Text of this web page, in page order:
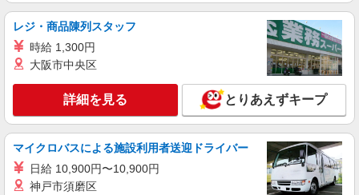
時給1300円〜1500円（経験・能力による） ※
残業代支給 ★交通費別途支給（規定あり） ゜
+゜・。○。・゜+゜・。○。・゜+゜ 入社祝い金10
ィブ支給(規定有) ★月2回払い・週払い可能（規程
有）★ ゜・。○。・゜+゜・。○。・゜+゜
キープ 詳細を見る
派遣社員
株式会社パソナ・滋賀/KNS6001167666
営業事務/一般事務/データ入力
時給1450円 月収例：218000円 ★交通費規定に
レジ・商品陳列スタッフ
時給 1,300円
大阪市中央区
詳細を見る とりあえずキープ
マイクロバスによる施設利用者送迎ドライバー
日給 10,900円〜10,900円
神戸市須磨区